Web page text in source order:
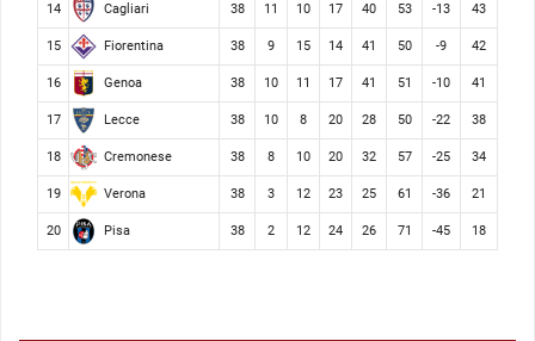
14 Cagliari 38 11 10 17 40 53 -13 43
15 Fiorentina 38 9 15 14 41 50 -9 42
16 Genoa 38 10 11 17 41 51 -10 41
17 Lecce 38 10 8 20 28 50 -22 38
18 Cremonese 38 8 10 20 32 57 -25 34
19 Verona 38 3 12 23 25 61 -36 21
20 Pisa 38 2 12 24 26 71 -45 18